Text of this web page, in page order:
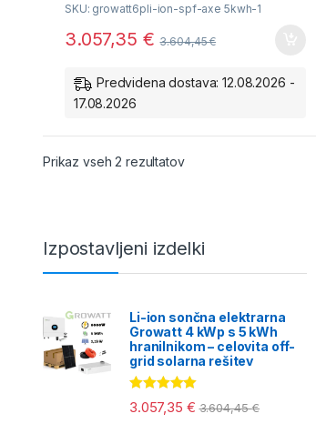
SKU: growatt6pli-ion-spf-axe 5kwh-1
3.057,35 € 3.604,45€
Predvidena dostava: 12.08.2026 -
17.08.2026
Prikaz vseh 2 rezultatovRazvrščeno po ceni:
Izpostavljeni izdelki
Li-ion sončna elektrarna
Growatt 4 kWp s 5 kWh
hranilnikom – celovita off-
grid solarna rešitev
Ocenjeno
5.00od 5
3.057,35 € 3.604,45€